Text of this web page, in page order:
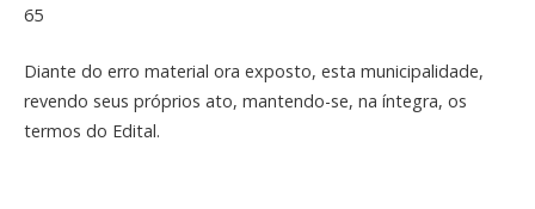
65
Diante do erro material ora exposto, esta municipalidade,
revendo seus próprios ato, mantendo-se, na íntegra, os
termos do Edital.